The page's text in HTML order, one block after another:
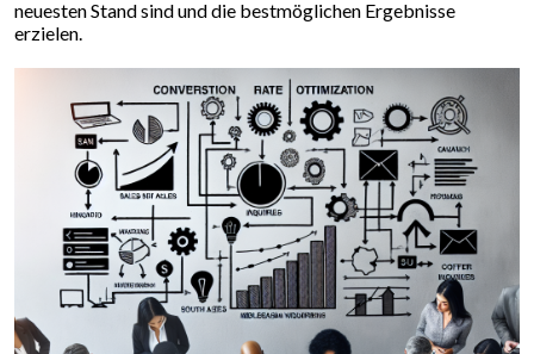
neuesten Stand sind und die bestmöglichen Ergebnisse
erzielen.